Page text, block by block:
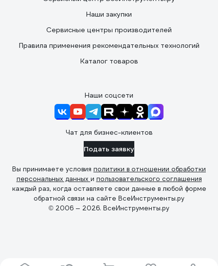
Наши закупки
Сервисные центры производителей
Правила применения рекомендательных технологий
Каталог товаров
Наши соцсети
Чат для бизнес-клиентов
Подать заявку
Вы принимаете условия политики в отношении обработки
персональных данных и пользовательского соглашения
каждый раз, когда оставляете свои данные в любой форме
обратной связи на сайте ВсеИнструменты.ру
© 2006 — 2026. ВсеИнструменты.ру